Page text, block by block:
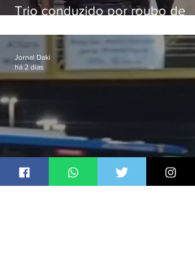
Trio conduzido por roubo de
passagens
Jornal Daki
há 2 dias